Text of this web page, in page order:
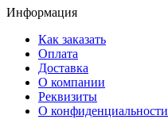
Информация
Как заказать
Оплата
Доставка
О компании
Реквизиты
О конфиденциальности